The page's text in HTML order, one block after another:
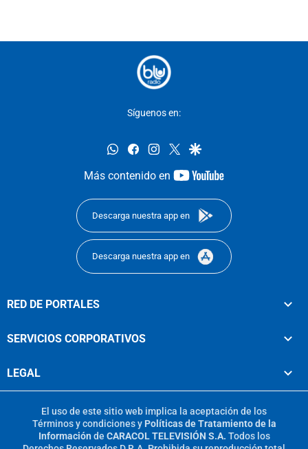
Síguenos en:
whatsappfacebookinstagram
twittergoogle
Más contenido en
youtube-
Descarga nuestra app en
Descarga nuestra app en
RED DE PORTALES
SERVICIOS CORPORATIVOS
LEGAL
El uso de este sitio web implica la aceptación de los
Términos y condicionesy Políticas de Tratamiento de la
Información de CARACOL TELEVISIÓN S.A. Todos los